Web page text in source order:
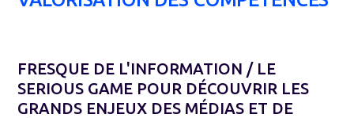
FRESQUE DE L'INFORMATION / LE
SERIOUS GAME POUR DÉCOUVRIR LES
GRANDS ENJEUX DES MÉDIAS ET DE